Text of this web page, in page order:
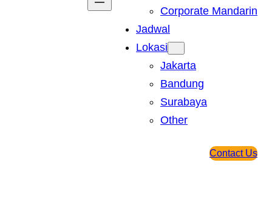
Corporate Mandarin
Jadwal
Lokasi
Jakarta
Bandung
Surabaya
Other
Contact Us